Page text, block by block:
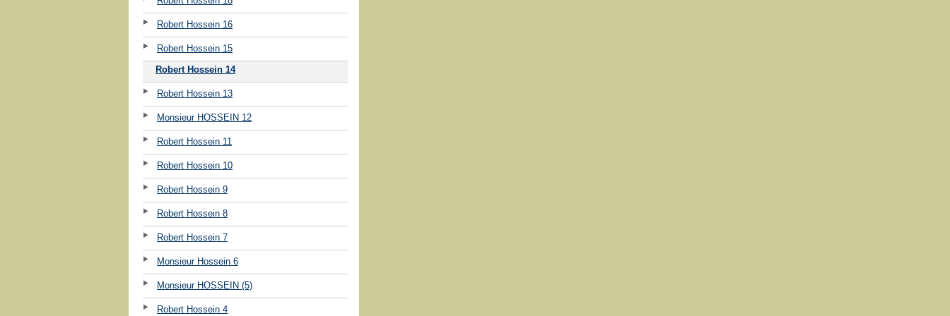
Robert Hossein 16
Robert Hossein 15
Robert Hossein 14
Robert Hossein 13
Monsieur HOSSEIN 12
Robert Hossein 11
Robert Hossein 10
Robert Hossein 9
Robert Hossein 8
Robert Hossein 7
Monsieur Hossein 6
Monsieur HOSSEIN (5)
Robert Hossein 4